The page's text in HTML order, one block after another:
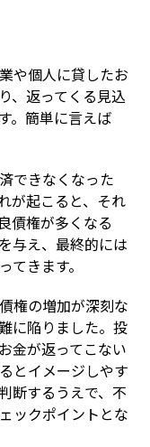
や個人に貸したお
、返ってくる見込
。簡単に言えば
できなくなった
が起こると、それ
債権が多くなる
与え、最終的には
きます。
権の増加が深刻な
に陥りました。投
金が返ってこない
とイメージしやす
断するうえで、不
ックポイントとな